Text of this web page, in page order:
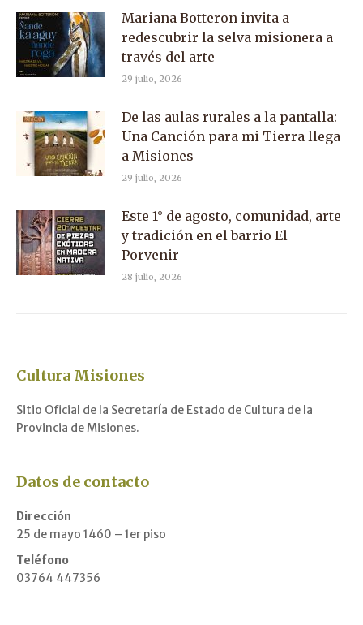
Mariana Botteron invita a
redescubrir la selva misionera a
través del arte
29 julio, 2026
De las aulas rurales a la pantalla:
Una Canción para mi Tierra llega
a Misiones
29 julio, 2026
Este 1° de agosto, comunidad, arte
y tradición en el barrio El
Porvenir
28 julio, 2026
Cultura Misiones
Sitio Oficial de la Secretaría de Estado de Cultura de la
Provincia de Misiones.
Datos de contacto
Dirección
25 de mayo 1460 – 1er piso
Teléfono
03764 447356